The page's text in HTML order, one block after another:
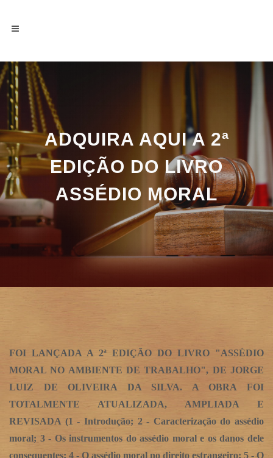
ADQUIRA AQUI A 2ª
EDIÇÃO DO LIVRO
ASSÉDIO MORAL
FOI LANÇADA A 2ª EDIÇÃO DO LIVRO "ASSÉDIO
MORAL NO AMBIENTE DE TRABALHO", DE JORGE
LUIZ DE OLIVEIRA DA SILVA. A OBRA FOI
TOTALMENTE ATUALIZADA, AMPLIADA E
REVISADA (1 - Introdução; 2 - Caracterização do assédio
moral; 3 - Os instrumentos do assédio moral e os danos dele
consequentes; 4 - O assédio moral no direito estrangeiro; 5 - O